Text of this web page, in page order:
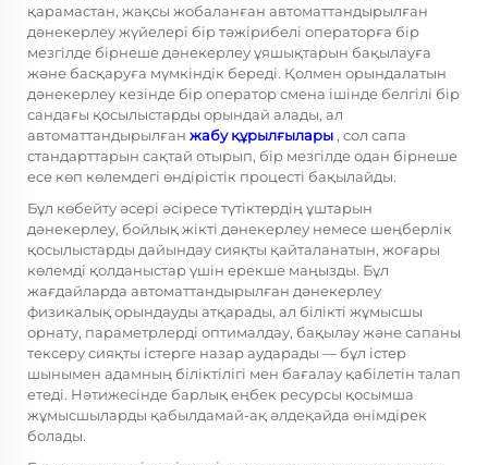
қарамастан, жақсы жобаланған автоматтандырылған
дәнекерлеу жүйелері бір тәжірибелі операторға бір
мезгілде бірнеше дәнекерлеу ұяшықтарын бақылауға
және басқаруға мүмкіндік береді. Қолмен орындалатын
дәнекерлеу кезінде бір оператор смена ішінде белгілі бір
сандағы қосылыстарды орындай алады, ал
автоматтандырылған жабу құрылғылары , сол сапа
стандарттарын сақтай отырып, бір мезгілде одан бірнеше
есе көп көлемдегі өндірістік процесті бақылайды.
Бұл көбейту әсері әсіресе түтіктердің ұштарын
дәнекерлеу, бойлық жікті дәнекерлеу немесе шеңберлік
қосылыстарды дайындау сияқты қайталанатын, жоғары
көлемді қолданыстар үшін ерекше маңызды. Бұл
жағдайларда автоматтандырылған дәнекерлеу
физикалық орындауды атқарады, ал білікті жұмысшы
орнату, параметрлерді оптималдау, бақылау және сапаны
тексеру сияқты істерге назар аударады — бұл істер
шынымен адамның біліктілігі мен бағалау қабілетін талап
етеді. Нәтижесінде барлық еңбек ресурсы қосымша
жұмысшыларды қабылдамай-ақ әлдеқайда өнімдірек
болады.